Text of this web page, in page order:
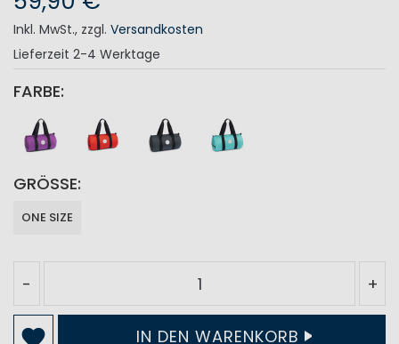
Inkl. MwSt., zzgl. Versandkosten
Lieferzeit 2-4 Werktage
FARBE
GRÖSSE
ONE SIZE
- +
IN DEN WARENKORB